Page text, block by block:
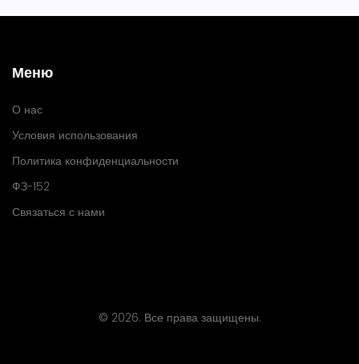
Меню
О нас
Условия использования
Политика конфиденциальности
ФЗ-152
Связаться с нами
© 2026. Все права защищены.